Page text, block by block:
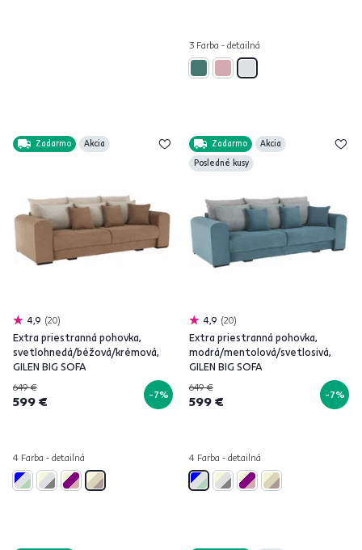
3 Farba - detailná
Zadarmo Akcia
4,9 20
Extra priestranná pohovka,
svetlohnedá/béžová/krémová,
GILEN BIG SOFA
649 €
599 € -7%
4 Farba - detailná
Zadarmo
Akcia
Posledné kusy
4,9 20
Extra priestranná pohovka,
modrá/mentolová/svetlosivá,
GILEN BIG SOFA
649 €
599 € -7%
4 Farba - detailná